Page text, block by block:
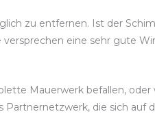
zu entfernen. Ist der
eine sehr gute
Mauerwerk befallen,
die sich